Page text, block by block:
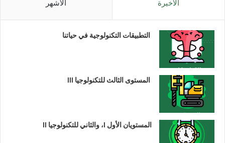
الأخيرة الأشهر
التطبيقات التكنولوجية في حياتنا
المستوى الثالث للتكنولوجيا III
المستويان الأول I، والثاني للتكنولوجيا II